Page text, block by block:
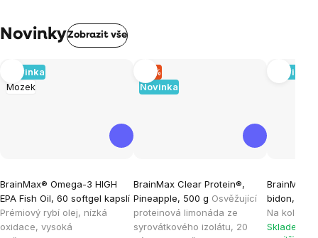
NovinkyZobrazit vše
Novinka
Mozek
BrainMax® Omega-3 HIGH
EPA Fish Oil, 60 softgel kapslí
Prémiový rybí olej, nízká
oxidace, vysoká
Novinka
–5 %
BrainMax Clear Protein®,
Pineapple, 500 g Osvěžující
proteinová limonáda ze
syrovátkového izolátu, 20
Novinka
BrainMax®
bidon,
Na kolo a
Skladem >